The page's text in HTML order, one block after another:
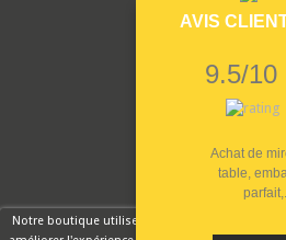
Notre boutique utilise des cookies pour
AVIS
9.5/10
Achat de
table,